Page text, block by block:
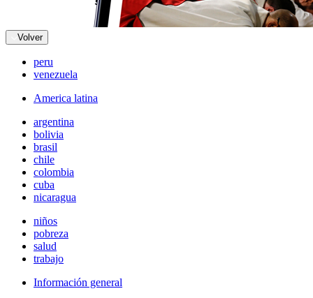
Volver
peru
venezuela
America latina
argentina
bolivia
brasil
chile
colombia
cuba
nicaragua
niños
pobreza
salud
trabajo
Información general